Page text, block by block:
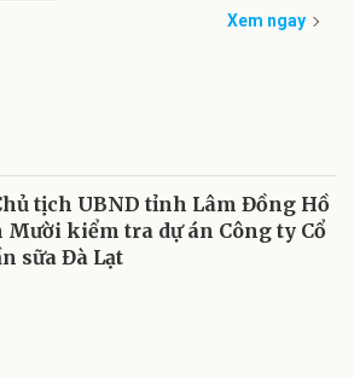
Xem ngay
tịch UBND tỉnh Lâm Đồng Hồ
Mười kiểm tra dự án Công ty Cổ
sữa Đà Lạt